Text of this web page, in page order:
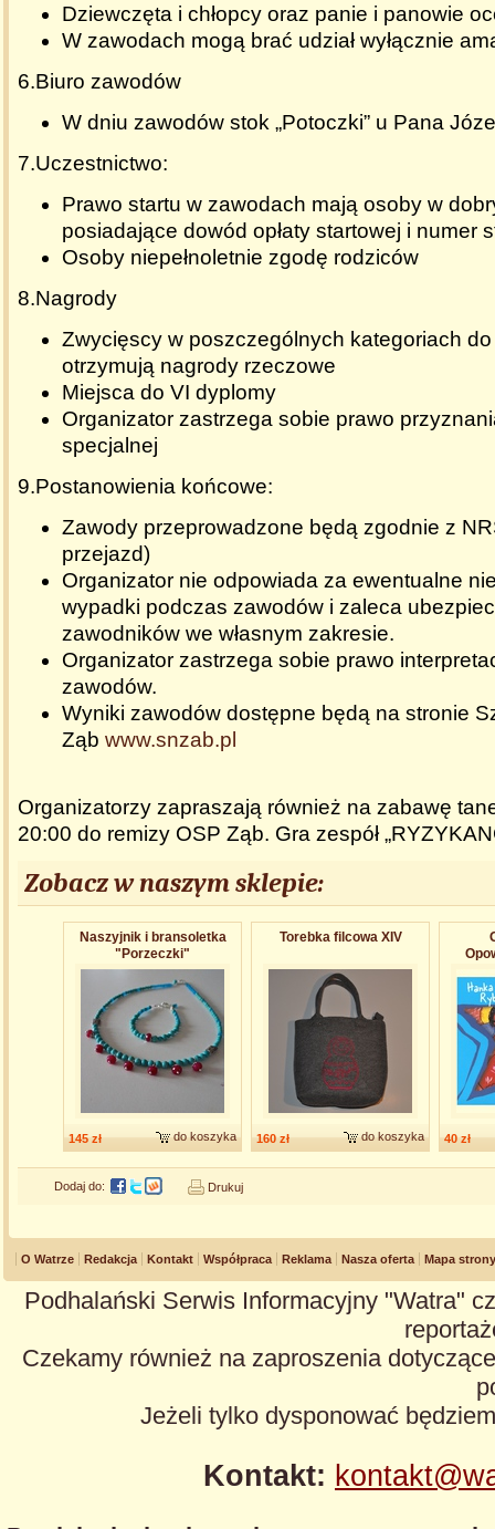
Dziewczęta i chłopcy oraz panie i panowie
W zawodach mogą brać udział wyłącznie
6.Biuro zawodów
W dniu zawodów stok „Potoczki” u Pana
7.Uczestnictwo:
Prawo startu w zawodach mają osoby w
posiadające dowód opłaty startowej i numer
Osoby niepełnoletnie zgodę rodziców
8.Nagrody
Zwycięscy w poszczególnych kategoriach
otrzymują nagrody rzeczowe
Miejsca do VI dyplomy
Organizator zastrzega sobie prawo
specjalnej
9.Postanowienia końcowe:
Zawody przeprowadzone będą zgodnie z
przejazd)
Organizator nie odpowiada za ewentualne
wypadki podczas zawodów i zaleca
zawodników we własnym zakresie.
Organizator zastrzega sobie prawo
zawodów.
Wyniki zawodów dostępne będą na stronie
Ząb www.snzab.pl
Organizatorzy zapraszają również na zabawę
20:00 do remizy OSP Ząb. Gra zespół
Zobacz w naszym sklepie:
Naszyjnik i bransoletka
"Porzeczki"
145 zł do koszyka
Torebka filcowa XIV
160 zł do koszyka 40 zł
Dodaj do: Drukuj
O Watrze Redakcja Kontakt Współpraca Reklama Nasza oferta Mapa strony
Podhalański Serwis Informacyjny "Watra"
Czekamy również na zaproszenia
Jeżeli tylko dysponować
Kontakt: